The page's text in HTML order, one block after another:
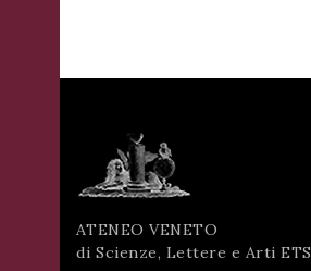
ATENEO VENETO
di Scienze, Lettere e Arti ETS